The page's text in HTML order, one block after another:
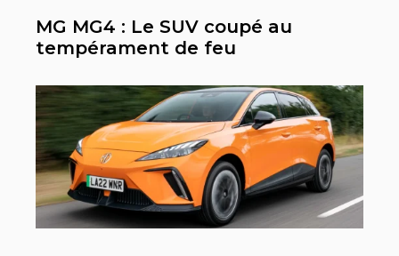
MG MG4 : Le SUV coupé au
tempérament de feu